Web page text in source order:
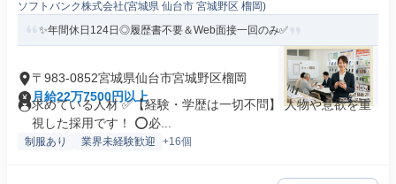
ソフトバンク株式会社(宮城県 仙台市 宮城野区 榴岡)
✨️年間休日124日◎履歴書不要＆Web面接一回のみ✅
〒983-0852宮城県仙台市宮城野区榴岡
月給22万7500円以上
求めている人材 ✅️【経験・学歴は一切不問】 人物や意欲を重
視した採用です！ ⭕️必...
制服あり 業界未経験歓迎 +16個